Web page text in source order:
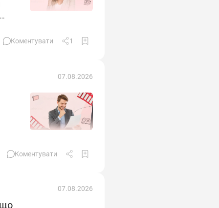
Коментувати 1
07.08.2026
Коментувати
07.08.2026
що